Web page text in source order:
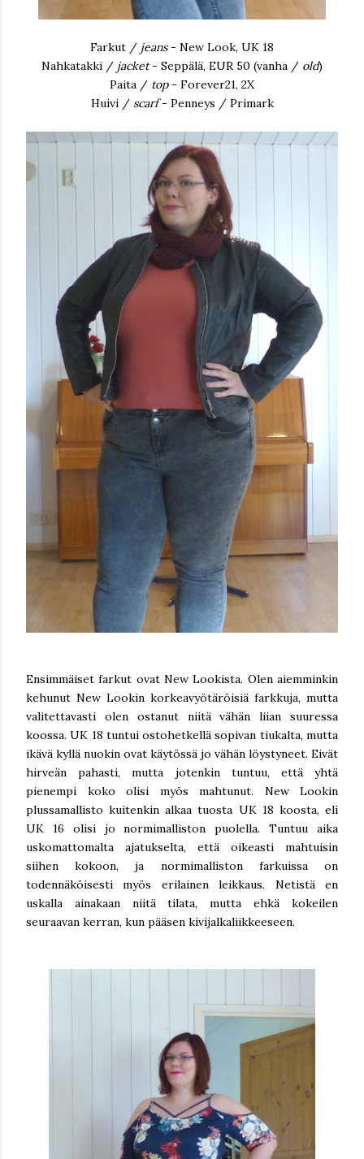
Farkut / jeans- New Look, UK 18
Nahkatakki / jacket- Seppälä, EUR 50 (vanha / old)
Paita / top- Forever21, 2X
Huivi / scarf- Penneys / Primark
Ensimmäiset farkut ovat New Lookista. Olen aiemminkin
kehunut New Lookin korkeavyötäröisiä farkkuja, mutta
valitettavasti olen ostanut niitä vähän liian suuressa
koossa. UK 18 tuntui ostohetkellä sopivan tiukalta, mutta
ikävä kyllä nuokin ovat käytössä jo vähän löystyneet. Eivät
hirveän pahasti, mutta jotenkin tuntuu, että yhtä
pienempi koko olisi myös mahtunut. New Lookin
plussamallisto kuitenkin alkaa tuosta UK 18 koosta, eli
UK 16 olisi jo normimalliston puolella. Tuntuu aika
uskomattomalta ajatukselta, että oikeasti mahtuisin
siihen kokoon, ja normimalliston farkuissa on
todennäköisesti myös erilainen leikkaus. Netistä en
uskalla ainakaan niitä tilata, mutta ehkä kokeilen
seuraavan kerran, kun pääsen kivijalkaliikkeeseen.